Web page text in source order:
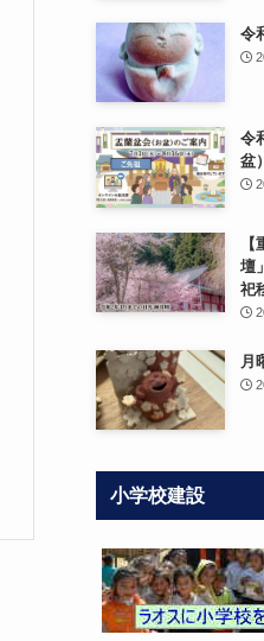
令
令
盆
壇
祀
月
小学校建設